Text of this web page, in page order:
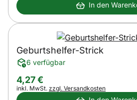
In den
Geburtshelfer-Strick
6 verfügbar
4,27€
Steuerhinweis:
inkl. MwSt. zzgl. Versandkosten